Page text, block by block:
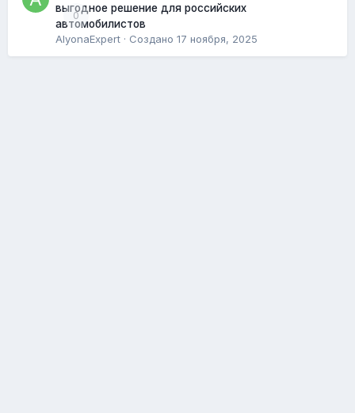
0
выгодное решение для российских
автомобилистов
AlyonaExpert · Создано 17 ноября, 2025